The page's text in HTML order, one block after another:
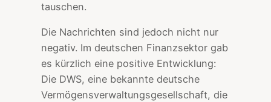
tauschen.
Die Nachrichten sind jedoch nicht nur
negativ. Im deutschen Finanzsektor gab
es kürzlich eine positive Entwicklung:
Die DWS, eine bekannte deutsche
Vermögensverwaltungsgesellschaft, die